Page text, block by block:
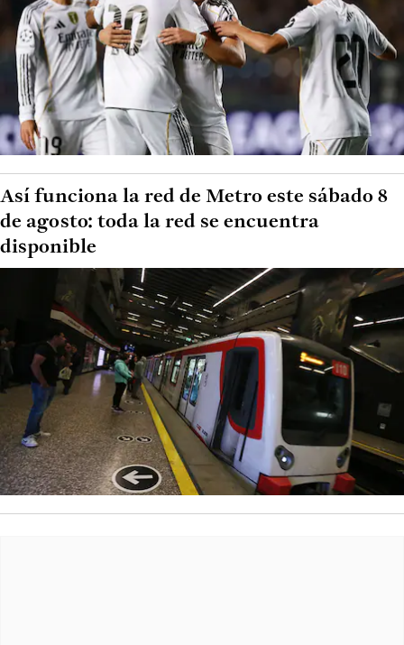
Así funciona la red de Metro este sábado 8
de agosto: toda la red se encuentra
disponible